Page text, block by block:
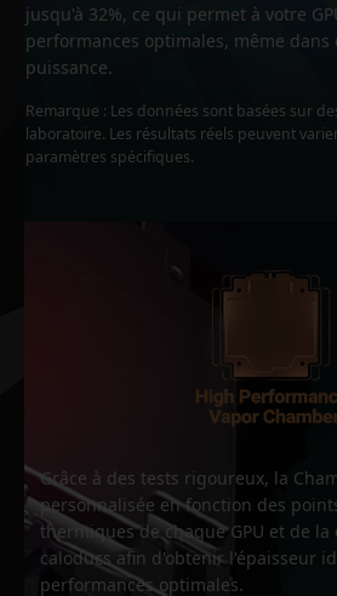
jusqu'à 32%, ce qui permet à votre
performances optimales, même dans
puissance.
Remarque : Les données sont basées sur
laboratoire. Les résultats réels peuvent
paramètres spécifiques.
Grâce à des tests rigoureux, la
personnalisée en fonction des
thermiques de chaque GPU et de
caloducs afin d'obtenir l'épaisseur
performances optimales.